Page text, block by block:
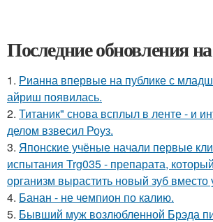
Последние обновления
1. Рианна впервые на публике с
айриш появилась.
2. Титаник" снова всплыл в ленте - и
делом взвесил Роуз.
3. Японские учёные начали первые
испытания Trg035 - препарата,
организм вырастить новый зуб вместо
4. Банан - не чемпион по калию.
5. Бывший муж возлюбленной Брэда